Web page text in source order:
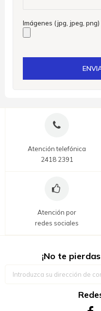
Imágenes (jpg, jpeg, png)
Atención telefónica
2418 2391
Atención por
redes sociales
¡No te